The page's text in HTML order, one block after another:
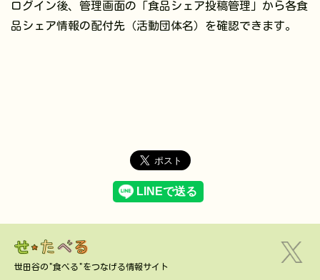
ログイン後、管理画面の「食品シェア投稿管理」から各食
品シェア情報の配付先（活動団体名）を確認できます。
世田谷の"食べる"をつなげる情報サイト